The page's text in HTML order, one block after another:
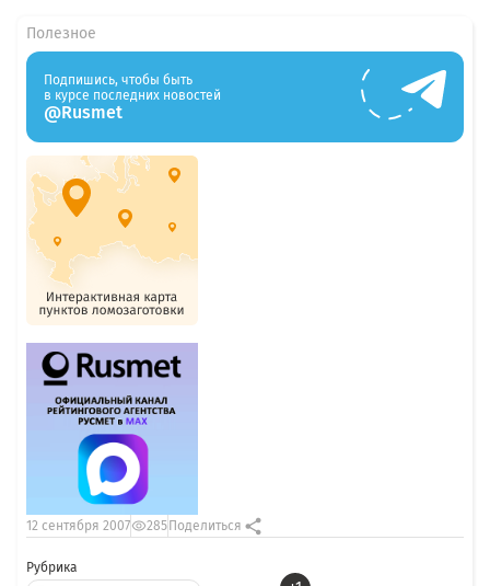
Рубрика
12 сентября 2007 285 Поделиться
Полезное
Подпишись, чтобы быть
в курсе последних новостей
@Rusmet